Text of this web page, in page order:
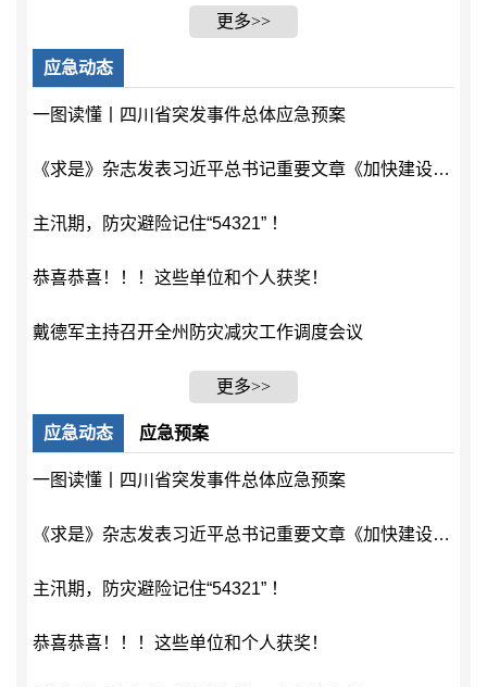
更多>>
应急动态
一图读懂丨四川省突发事件总体应急预案
《求是》杂志发表习近平总书记重要文章《加快建设健康中国》
主汛期，防灾避险记住“54321” ！
恭喜恭喜！！！这些单位和个人获奖！
戴德军主持召开全州防灾减灾工作调度会议
更多>>
应急动态 应急预案
一图读懂丨四川省突发事件总体应急预案
《求是》杂志发表习近平总书记重要文章《加快建设健康中国》
主汛期，防灾避险记住“54321” ！
恭喜恭喜！！！这些单位和个人获奖！